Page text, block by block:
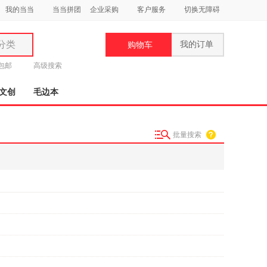
我的当当 当当拼团 企业采购 客户服务 切换无障碍
类
邮 高级搜索
购物车 我的订单
创 毛边本
批量搜索